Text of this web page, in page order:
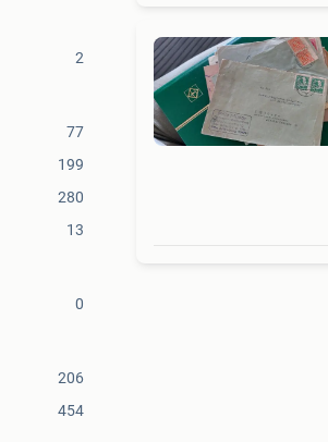
2
77
199
280
13
0
206
454